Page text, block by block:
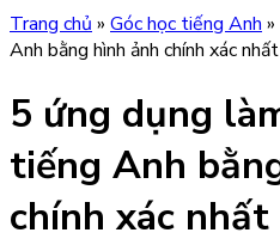
Trang chủ » Góc học tiếng Anh »
Anh bằng hình ảnh chính xác nhất
5 ứng dụng
tiếng Anh
chính xác nhất